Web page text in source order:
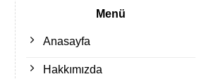
Menü
Anasayfa
Hakkımızda